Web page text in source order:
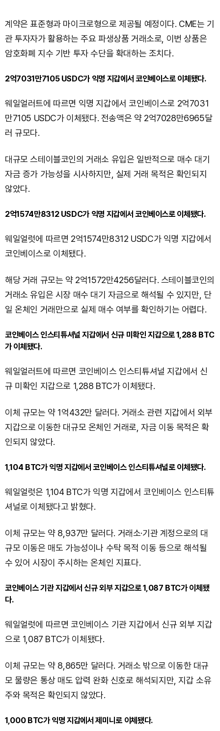
계약은 표준형과 마이크로형으로 제공될 예정이다. CME는 기
관 투자자가 활용하는 주요 파생상품 거래소로, 이번 상품은
암호화폐 지수 기반 투자 수단을 확대하는 조치다.
2억7031만7105 USDC가 익명 지갑에서 코인베이스로 이체됐다.
웨일얼러트에 따르면 익명 지갑에서 코인베이스로 2억7031
만7105 USDC가 이체됐다. 전송액은 약 2억7028만6965달
러 규모다.
대규모 스테이블코인의 거래소 유입은 일반적으로 매수 대기
자금 증가 가능성을 시사하지만, 실제 거래 목적은 확인되지
않았다.
2억1574만8312 USDC가 익명 지갑에서 코인베이스로 이체됐다.
웨일얼럿에 따르면 2억1574만8312 USDC가 익명 지갑에서
코인베이스로 이체됐다.
해당 거래 규모는 약 2억1572만4256달러다. 스테이블코인의
거래소 유입은 시장 매수 대기 자금으로 해석될 수 있지만, 단
일 온체인 거래만으로 실제 매수 여부를 확인하기는 어렵다.
코인베이스 인스티튜셔널 지갑에서 신규 미확인 지갑으로 1,288 BTC
가 이체됐다.
웨일얼러트에 따르면 코인베이스 인스티튜셔널 지갑에서 신
규 미확인 지갑으로 1,288 BTC가 이체됐다.
이체 규모는 약 1억432만 달러다. 거래소 관련 지갑에서 외부
지갑으로 이동한 대규모 온체인 거래로, 자금 이동 목적은 확
인되지 않았다.
1,104 BTC가 익명 지갑에서 코인베이스 인스티튜셔널로 이체됐다.
웨일얼럿은 1,104 BTC가 익명 지갑에서 코인베이스 인스티튜
셔널로 이체됐다고 밝혔다.
이체 규모는 약 8,937만 달러다. 거래소·기관 계정으로의 대
규모 이동은 매도 가능성이나 수탁 목적 이동 등으로 해석될
수 있어 시장이 주시하는 온체인 지표다.
코인베이스 기관 지갑에서 신규 외부 지갑으로 1,087 BTC가 이체됐
다.
웨일얼럿에 따르면 코인베이스 기관 지갑에서 신규 외부 지갑
으로 1,087 BTC가 이체됐다.
이체 규모는 약 8,865만 달러다. 거래소 밖으로 이동한 대규
모 물량은 통상 매도 압력 완화 신호로 해석되지만, 지갑 소유
주와 목적은 확인되지 않았다.
1,000 BTC가 익명 지갑에서 제미니로 이체됐다.